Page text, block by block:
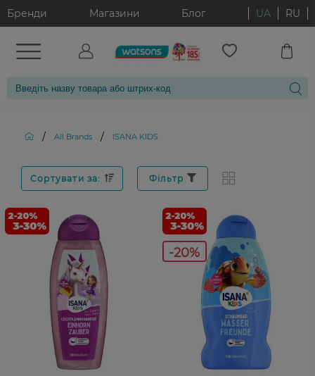
Бренди Магазини Блог UA RU
/ All Brands / ISANA KIDS
Сортувати за: Фільтр
-20%